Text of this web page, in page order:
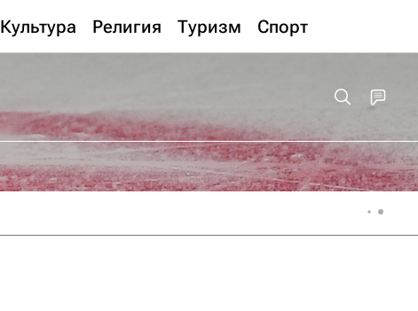
Культура Религия Туризм Спорт